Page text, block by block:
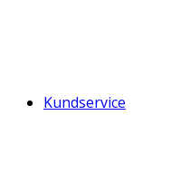
Kundservice